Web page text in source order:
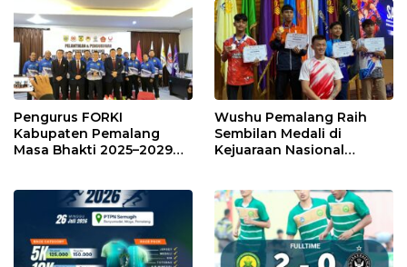
Pengurus FORKI
Kabupaten Pemalang
Masa Bhakti 2025–2029
Wushu Pemalang Raih
Sembilan Medali di
Kejuaraan Nasional